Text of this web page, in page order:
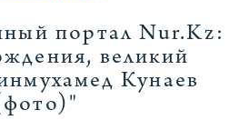
портал Nur.Kz:
великий
Кунаев